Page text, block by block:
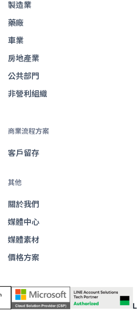
製造業
藥廠
車業
房地產業
公共部門
非營利組織
商業流程方案
客戶留存
其他
關於我們
媒體中心
媒體素材
價格方案